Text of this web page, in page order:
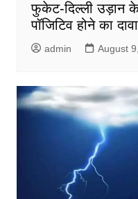
फुकेट-दिल्ली उड़ान
पॉजिटिव होने का
admin August